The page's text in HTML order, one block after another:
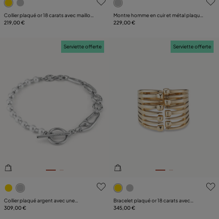
Collier plaqué or 18 carats avec maillons
et cœur
219,00 €
Montre homme en cuir et métal plaqué
argent
229,00 €
3,1 sur 5 Evaluation des clients
Serviette offerte
Collier plaqué argent avec une
combinaisons de maillons et perles
309,00 €
3,2 sur 5 Evaluation des
Serviette offerte
Bracelet plaqué or 18 carats avec
plusieurs têtes de clou
345,00 €